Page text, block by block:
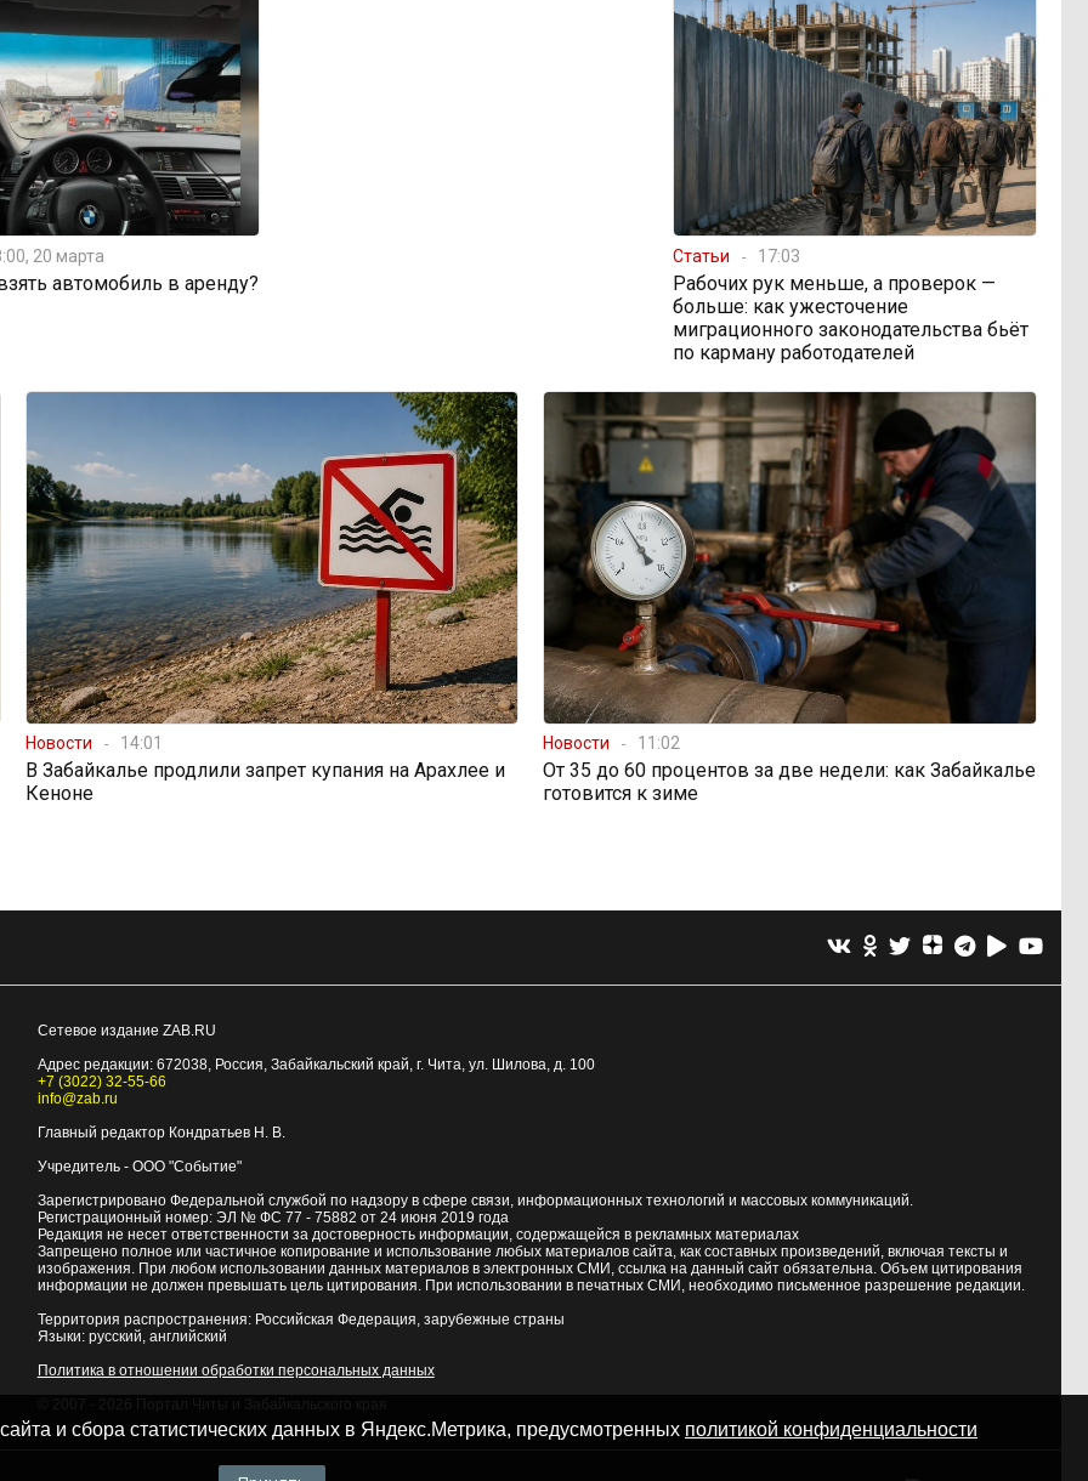
20 марта
автомобиль в аренду?
Статьи 17:03
Рабочих рук меньше, а проверок —
больше: как ужесточение
миграционного законодательства бьёт
по карману работодателей
Новости 14:01
В Забайкалье продлили запрет купания на Арахлее и
Кеноне
Новости 11:02
От 35 до 60 процентов за две недели: как Забайкалье
готовится к зиме
Сетевое издание ZAB.RU
Адрес редакции: 672038, Россия, Забайкальский край, г. Чита, ул. Шилова, д. 100
+7 (3022) 32-55-66
info@zab.ru
Главный редактор Кондратьев Н. В.
Учредитель - ООО "Событие"
Зарегистрировано Федеральной службой по надзору в сфере связи, информационных технологий и массовых коммуникаций.
Регистрационный номер: ЭЛ № ФС 77 - 75882 от 24 июня 2019 года
Редакция не несет ответственности за достоверность информации, содержащейся в рекламных материалах
Запрещено полное или частичное копирование и использование любых материалов сайта, как составных произведений, включая тексты и
изображения. При любом использовании данных материалов в электронных СМИ, ссылка на данный сайт обязательна. Объем цитирования
информации не должен превышать цель цитирования. При использовании в печатных СМИ, необходимо письменное разрешение редакции.
Территория распространения: Российская Федерация, зарубежные страны
Языки: русский, английский
Политика в отношении обработки персональных данных
и сбора статистических данных в Яндекс.Метрика, предусмотренных политикой конфиденциальности